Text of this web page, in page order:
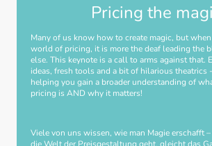
Pricing the
Many of us know how to create magic, but
world of pricing, it is more the deaf leading the
else. This keynote is a call to arms against that.
ideas, fresh tools and a bit of hilarious theatrics
helping you gain a broader understanding of
pricing is AND why it matters!
Viele von uns wissen, wie man Magie erschafft
die Welt der Preisgestaltung geht, gleicht das